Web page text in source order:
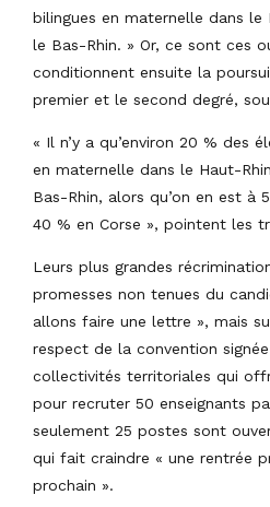
bilingues en maternelle dans
le Bas-Rhin. » Or, ce sont ces
conditionnent ensuite la
premier et le second degré,
« Il n’y a qu’environ 20 % des
en maternelle dans le Haut-
Bas-Rhin, alors qu’on en est à
40 % en Corse », pointent les
Leurs plus grandes
promesses non tenues du
allons faire une lettre », mais
respect de la convention
collectivités territoriales qui
pour recruter 50 enseignants
seulement 25 postes sont
qui fait craindre « une rentrée
prochain ».